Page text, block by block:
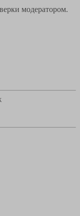
модератором.